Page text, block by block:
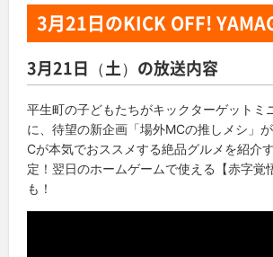
3月21日のKICK OFF!
3月21日（土）の放送内容
平生町の子どもたちがキックターゲットミ
に、待望の新企画「場外MCの推しメシ」
Cが本気でおススメする絶品グルメを紹介
定！翌日のホームゲームで使える【赤字覚
も！